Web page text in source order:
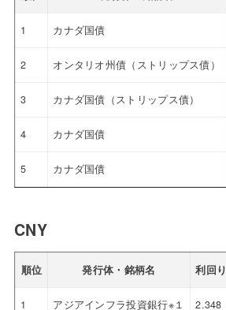
1 カナダ国債
2 オンタリオ州債（ストリップス債）
3 カナダ国債（ストリップス債）
4 カナダ国債
5 カナダ国債
CNY
順位 発行体・銘柄名 利回り
1 アジアインフラ投資銀行※１ 2.348